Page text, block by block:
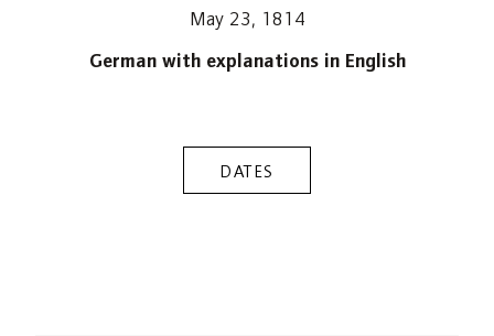
May 23, 1814
German with explanations in English
DATES